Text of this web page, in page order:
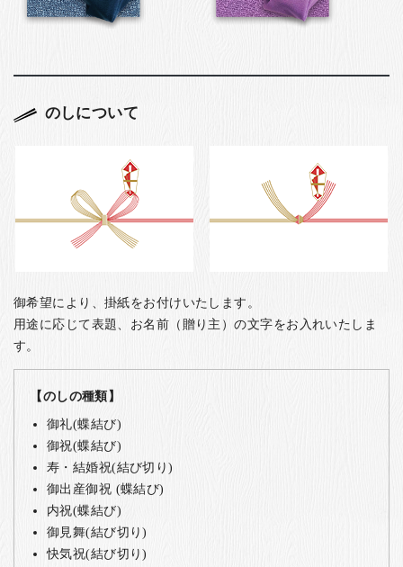
のしについて
御希望により、掛紙をお付けいたします。
用途に応じて表題、お名前（贈り主）の文字をお入れいたしま
す。
【のしの種類】
御礼(蝶結び)
御祝(蝶結び)
寿・結婚祝(結び切り)
御出産御祝 (蝶結び)
内祝(蝶結び)
御見舞(結び切り)
快気祝(結び切り)